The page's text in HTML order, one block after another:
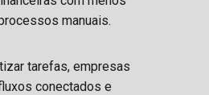
manuais.
tarefas, empresas
conectados e